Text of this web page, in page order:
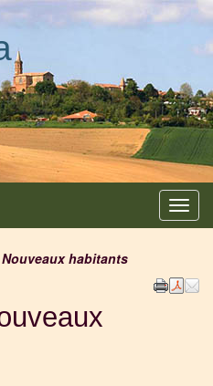
Menu
Nouveaux habitants